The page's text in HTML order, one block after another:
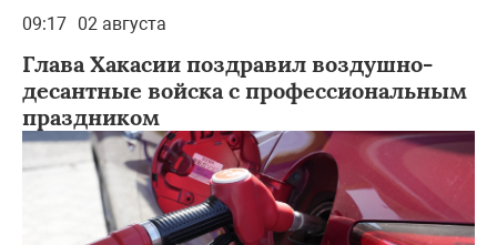
09:17 02 августа
Глава Хакасии поздравил воздушно-
десантные войска с профессиональным
праздником